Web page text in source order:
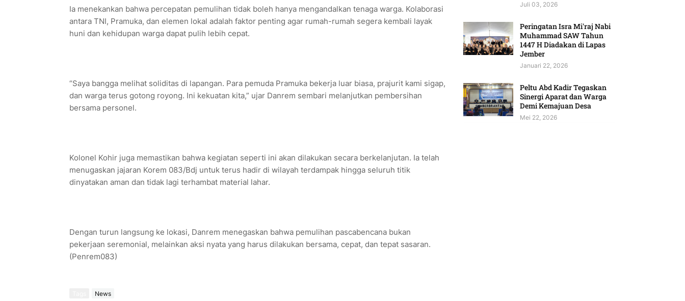
Ia menekankan bahwa percepatan pemulihan tidak boleh hanya mengandalkan tenaga warga. Kolaborasi
antara TNI, Pramuka, dan elemen lokal adalah faktor penting agar rumah-rumah segera kembali layak
huni dan kehidupan warga dapat pulih lebih cepat.
“Saya bangga melihat soliditas di lapangan. Para pemuda Pramuka bekerja luar biasa, prajurit kami sigap,
dan warga terus gotong royong. Ini kekuatan kita,” ujar Danrem sembari melanjutkan pembersihan
bersama personel.
Kolonel Kohir juga memastikan bahwa kegiatan seperti ini akan dilakukan secara berkelanjutan. Ia telah
menugaskan jajaran Korem 083/Bdj untuk terus hadir di wilayah terdampak hingga seluruh titik
dinyatakan aman dan tidak lagi terhambat material lahar.
Dengan turun langsung ke lokasi, Danrem menegaskan bahwa pemulihan pascabencana bukan
pekerjaan seremonial, melainkan aksi nyata yang harus dilakukan bersama, cepat, dan tepat sasaran.
(Penrem083)
News
Juli 03, 2026
Peringatan Isra Mi'raj Nabi
Muhammad SAW Tahun
1447 H Diadakan di Lapas
Jember
Januari 22, 2026
Peltu Abd Kadir Tegaskan
Sinergi Aparat dan Warga
Demi Kemajuan Desa
Mei 22, 2026